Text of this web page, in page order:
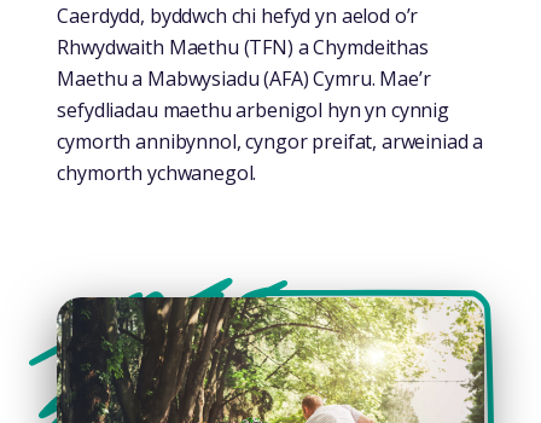
Caerdydd, byddwch chi hefyd yn aelod o’r
Rhwydwaith Maethu (TFN) a Chymdeithas
Maethu a Mabwysiadu (AFA) Cymru. Mae’r
sefydliadau maethu arbenigol hyn yn cynnig
cymorth annibynnol, cyngor preifat, arweiniad a
chymorth ychwanegol.